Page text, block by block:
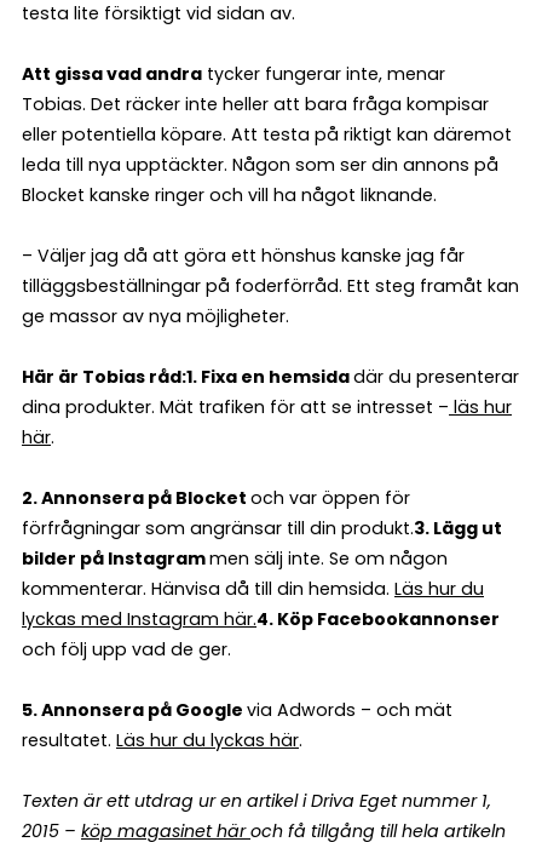
testa lite försiktigt vid sidan av.
Att gissa vad andra tycker fungerar inte, menar
Tobias. Det räcker inte heller att bara fråga kompisar
eller potentiella köpare. Att testa på riktigt kan däremot
leda till nya upptäckter. Någon som ser din annons på
Blocket kanske ringer och vill ha något liknande.
– Väljer jag då att göra ett hönshus kanske jag får
tilläggsbeställningar på foderförråd. Ett steg framåt kan
ge massor av nya möjligheter.
Här är Tobias råd:1. Fixa en hemsidadär du presenterar
dina produkter. Mät trafiken för att se intresset – läs hur
här.
2. Annonsera på Blocket och var öppen för
förfrågningar som angränsar till din produkt.3. Lägg ut
bilder på Instagrammen sälj inte. Se om någon
kommenterar. Hänvisa då till din hemsida. Läs hur du
lyckas med Instagram här.4. Köp Facebookannonser
och följ upp vad de ger.
5. Annonsera på Google via Adwords – och mät
resultatet. Läs hur du lyckas här.
Texten är ett utdrag ur en artikel i Driva Eget nummer 1,
2015 – köp magasinet häroch få tillgång till hela artikeln